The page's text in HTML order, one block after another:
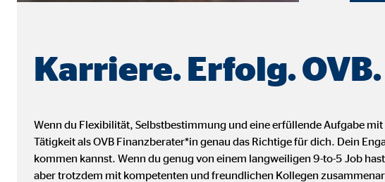
Karriere. Erfolg. OVB.
Wenn du Flexibilität, Selbstbestimmung und eine erfüllende Aufgabe
Tätigkeit als OVB Finanzberater*in genau das Richtige für dich. Dein
kommen kannst. Wenn du genug von einem langweiligen 9-to-5 Job
aber trotzdem mit kompetenten und freundlichen Kollegen
Marketing Cookies
Marketing Cookies werden eingesetzt, um personalisierte
Facebook Pixel | Empfänger: OVB, Facebook Ireland Ltd.